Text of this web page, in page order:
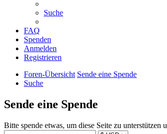
Suche
FAQ
Spenden
Anmelden
Registrieren
Foren-Übersicht Sende eine Spende
Suche
Sende eine Spende
Bitte spende etwas, um diese Seite zu